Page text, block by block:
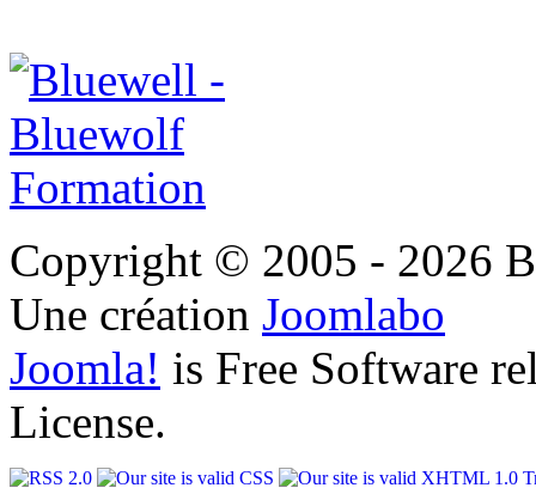
Copyright © 2005 - 2026
Une création Joomlabo
Joomla! is Free Software
License.